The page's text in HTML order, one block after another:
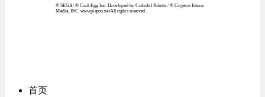
© SEGA / © Craft Egg Inc. Developed by Colorful Palette / © Crypton Future
Media, INC. www.piapro.netAll rights reserved.
首页